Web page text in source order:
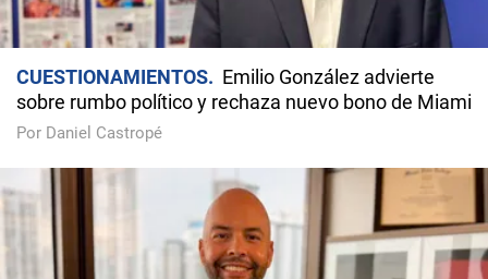
CUESTIONAMIENTOS
Emilio González advierte
sobre rumbo político y rechaza nuevo bono de Miami
Por Daniel Castropé